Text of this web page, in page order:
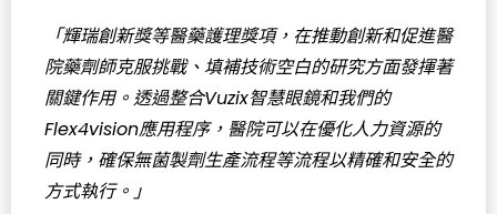
「輝瑞創新獎等醫藥護理獎項，在推動創新和促進醫
院藥劑師克服挑戰、填補技術空白的研究方面發揮著
關鍵作用。透過整合Vuzix智慧眼鏡和我們的
Flex4vision應用程序，醫院可以在優化人力資源的
同時，確保無菌製劑生產流程等流程以精確和安全的
方式執行。」